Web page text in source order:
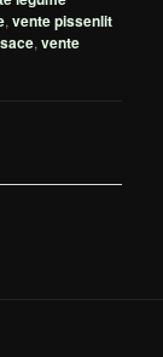
,vente pissenlit
,vente